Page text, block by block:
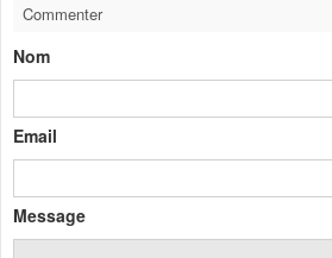
Commenter
Nom
Email
Message